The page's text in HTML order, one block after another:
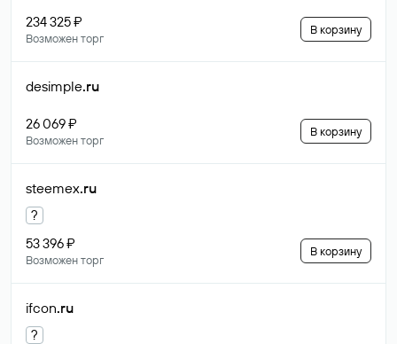
234 325 ₽
Возможен торг
В корзину
desimple.ru
26 069 ₽
Возможен торг
В корзину
steemex.ru
?
53 396 ₽
Возможен торг
В корзину
ifcon.ru
?